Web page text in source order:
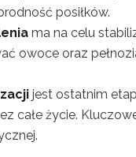
posiłków.
ma na celu
owoce oraz
jest ostatnim
całe życie.